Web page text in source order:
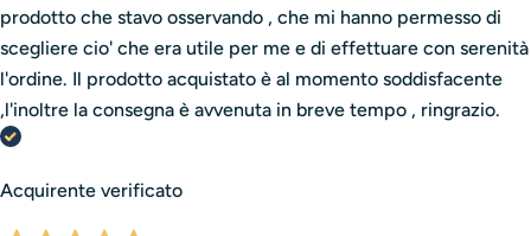
prodotto che stavo osservando , che mi hanno permesso di
scegliere cio' che era utile per me e di effettuare con serenità
l'ordine. Il prodotto acquistato è al momento soddisfacente
,l'inoltre la consegna è avvenuta in breve tempo , ringrazio.
Acquirente verificato